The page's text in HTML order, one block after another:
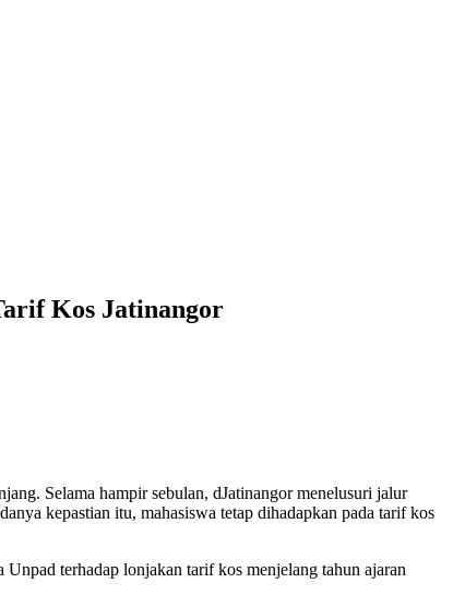
Kos Jatinangor
Selama hampir sebulan, dJatinangor menelusuri jalur
kepastian itu, mahasiswa tetap dihadapkan pada tarif kos
terhadap lonjakan tarif kos menjelang tahun ajaran